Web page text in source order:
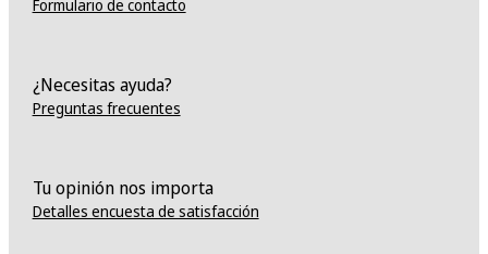
Formulario de contacto
¿Necesitas ayuda?
Preguntas frecuentes
Tu opinión nos importa
Detalles encuesta de satisfacción